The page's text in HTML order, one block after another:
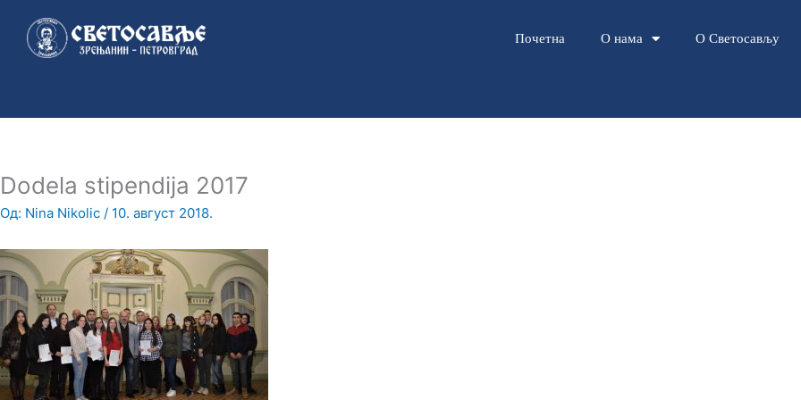
садржај
Почетна О нама О Светосављу
Dodela stipendija 2017
Од: Nina Nikolic / 10. август 2018.